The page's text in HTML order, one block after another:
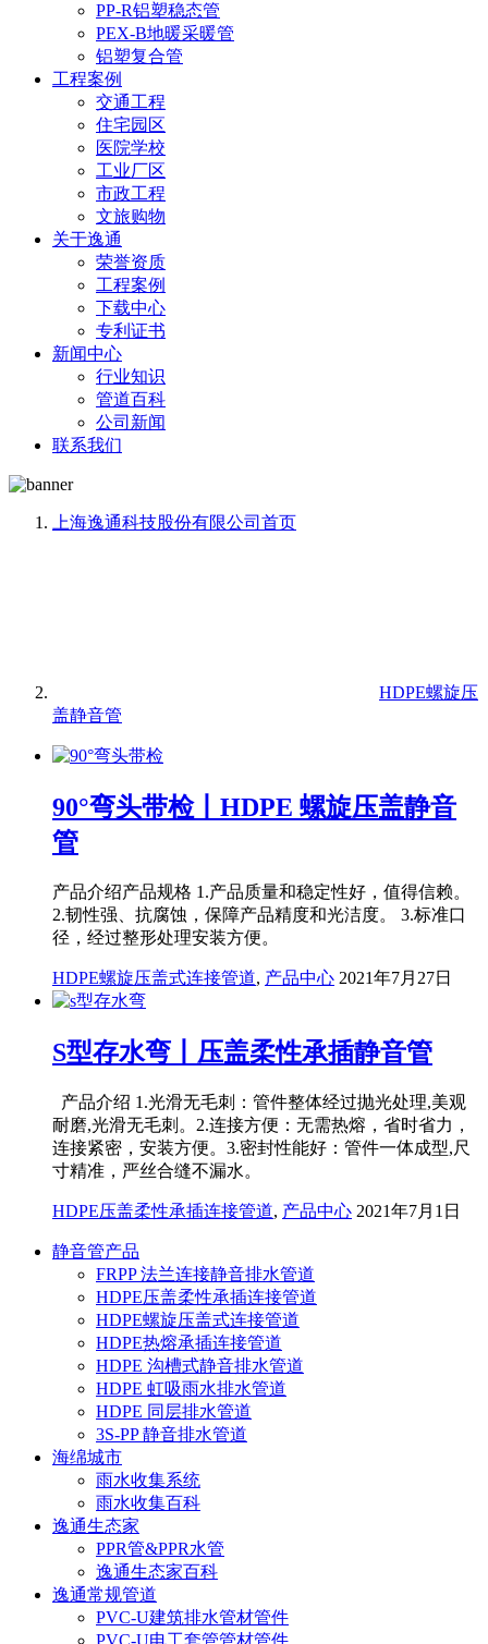
PP-R铝塑稳态管
PEX-B地暖采暖管
铝塑复合管
工程案例
交通工程
住宅园区
医院学校
工业厂区
市政工程
文旅购物
关于逸通
荣誉资质
工程案例
下载中心
专利证书
新闻中心
行业知识
管道百科
公司新闻
联系我们
上海逸通科技股份有限公司 首页
HDPE螺旋压
盖静音管
90°弯头带检丨HDPE 螺旋压盖静音
管
产品介绍产品规格 1.产品质量和稳定性好，值得信赖。
2.韧性强、抗腐蚀，保障产品精度和光洁度。 3.标准口
径，经过整形处理安装方便。
HDPE螺旋压盖式连接管道, 产品中心 2021年7月27日
S型存水弯丨压盖柔性承插静音管
产品介绍 1.光滑无毛刺：管件整体经过抛光处理,美观
耐磨,光滑无毛刺。2.连接方便：无需热熔，省时省力，
连接紧密，安装方便。3.密封性能好：管件一体成型,尺
寸精准，严丝合缝不漏水。
HDPE压盖柔性承插连接管道, 产品中心 2021年7月1日
静音管产品
FRPP 法兰连接静音排水管道
HDPE压盖柔性承插连接管道
HDPE螺旋压盖式连接管道
HDPE热熔承插连接管道
HDPE 沟槽式静音排水管道
HDPE 虹吸雨水排水管道
HDPE 同层排水管道
3S-PP 静音排水管道
海绵城市
雨水收集系统
雨水收集百科
逸通生态家
PPR管&PPR水管
逸通生态家百科
逸通常规管道
PVC-U建筑排水管材管件
PVC-U电工套管管材管件